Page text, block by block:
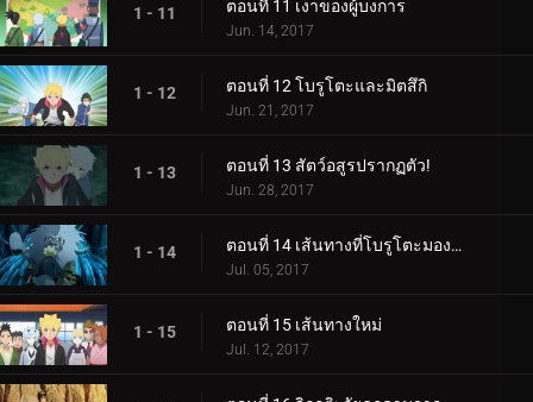
1 - 11 ตอนที่ 11 เงาของผู้บงการ
Jun. 14, 2017
1 - 12 ตอนที่ 12 โบรูโตะและมิตสึกิ
Jun. 21, 2017
1 - 13 ตอนที่ 13 สัตว์อสูรปรากฏตัว!
Jun. 28, 2017
1 - 14 ตอนที่ 14 เส้นทางที่โบรูโตะมองเห็น
Jul. 05, 2017
1 - 15 ตอนที่ 15 เส้นทางใหม่
Jul. 12, 2017